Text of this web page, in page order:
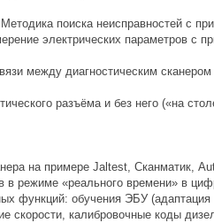
поиска неисправностей с
электрических параметров с
между диагностическим сканером
разъёма и без него («на
на примере Jaltest, Cканматик,
в режиме «реального времени» в
функций: обучения ЭБУ (адаптация
скорости, калибровочные коды